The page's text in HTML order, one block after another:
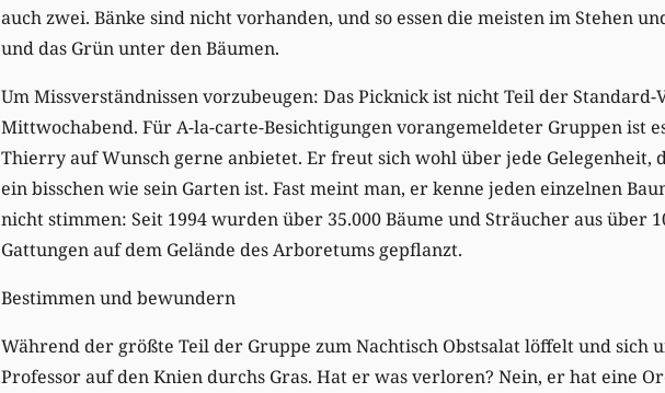
auch zwei. Bänke sind nicht vorhanden, und so essen die meisten im Stehen
und das Grün unter den Bäumen.
Um Missverständnissen vorzubeugen: Das Picknick ist nicht Teil der Standard-
Mittwochabend. Für A-la-carte-Besichtigungen vorangemeldeter Gruppen ist
Thierry auf Wunsch gerne anbietet. Er freut sich wohl über jede Gelegenheit,
ein bisschen wie sein Garten ist. Fast meint man, er kenne jeden einzelnen
nicht stimmen: Seit 1994 wurden über 35.000 Bäume und Sträucher aus über
Gattungen auf dem Gelände des Arboretums gepflanzt.
Bestimmen und bewundern
Während der größte Teil der Gruppe zum Nachtisch Obstsalat löffelt und sich
Professor auf den Knien durchs Gras. Hat er was verloren? Nein, er hat eine